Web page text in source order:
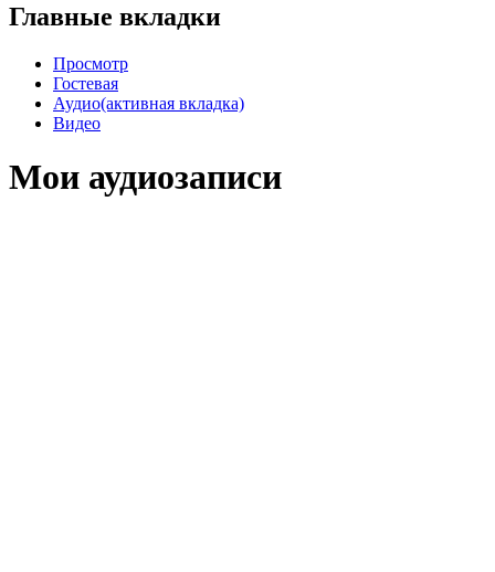
Главные вкладки
Просмотр
Гостевая
Аудио(активная вкладка)
Видео
Мои аудиозаписи